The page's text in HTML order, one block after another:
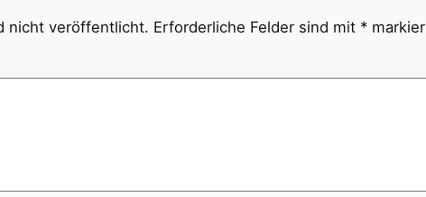
nicht veröffentlicht. Erforderliche Felder sind mit *